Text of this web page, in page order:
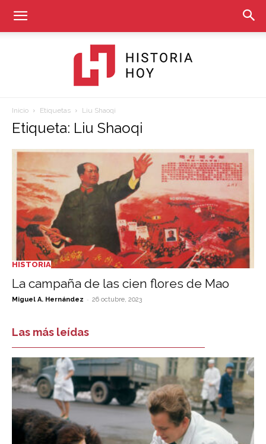
Hoy
Inicio Etiquetas Liu Shaoqi
Etiqueta: Liu Shaoqi
HISTORIA
La campaña de las cien flores de Mao
Miguel A. Hernández - 26 octubre, 2023
Las más leídas